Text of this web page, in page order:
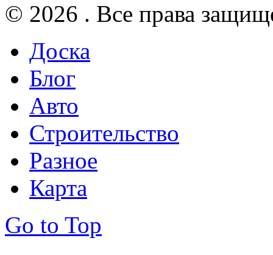
© 2026 . Все права
Доска
Блог
Авто
Строительство
Разное
Карта
Go to Top